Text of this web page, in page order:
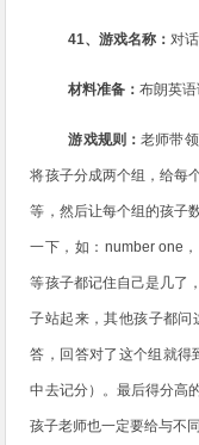
41、游戏名称：对
材料准备：布朗英
游戏规则：老师带
将孩子分成两个组，给每
等，然后让每个组的孩子
一下，如： number one ，
等孩子都记住自己是几了
子站起来，其他孩子都问
答，回答对了这个组就得
中去记分）。最后得分高
孩子老师也一定要给与不